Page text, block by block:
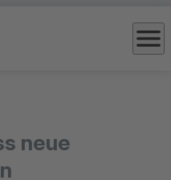
menu
neue